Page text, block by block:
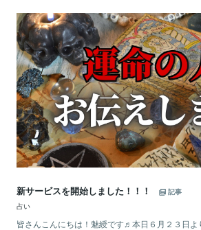
新サービスを開始しました！！！
記事
占い
皆さんこんにちは！魅綬です♬本日６月２３日よ